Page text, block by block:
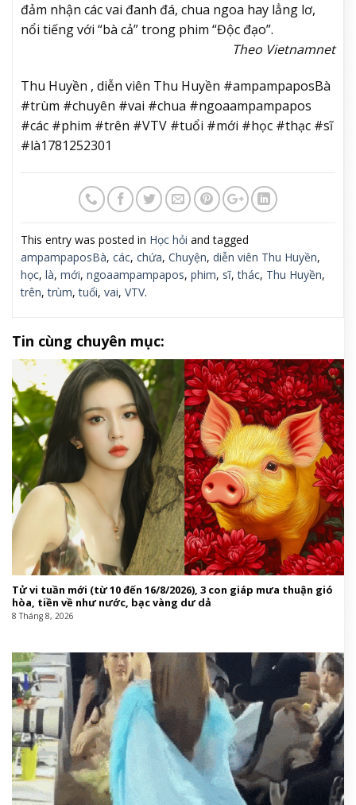
đảm nhận các vai đanh đá, chua ngoa hay lẳng lơ,
nổi tiếng với “bà cả” trong phim “Độc đạo”.
Theo Vietnamnet
Thu Huyền , diễn viên Thu Huyền #ampampaposBà
#trùm #chuyên #vai #chua #ngoaampampapos
#các #phim #trên #VTV #tuổi #mới #học #thạc #sĩ
#là1781252301
This entry was posted in Học hỏi and tagged
ampampaposBà, các, chứa, Chuyện, diễn viên Thu Huyền,
học, là, mới, ngoaampampapos, phim, sĩ,thác, Thu Huyền,
trên,trùm,tuổi, vai, VTV.
Tin cùng chuyên mục:
Tử vi tuần mới (từ 10 đến 16/8/2026), 3 con giáp mưa thuận gió
hòa, tiền về như nước, bạc vàng dư dả
8 Tháng 8, 2026